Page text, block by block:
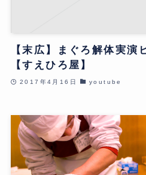
【末広】まぐろ解体実演
【すえひろ屋】
2017年4月16日 youtube